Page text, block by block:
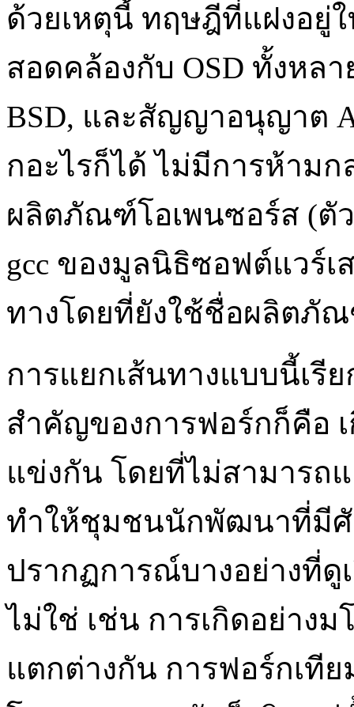
ด้วยเหตุนี้ ทฤษฎีที่แฝงอยู่
สอดคล้องกับ OSD ทั้งหล
BSD, และสัญญาอนุญาต
กอะไรก็ได้ ไม่มีการห้าม
ผลิตภัณฑ์โอเพนซอร์ส (ตั
gcc ของมูลนิธิซอฟต์แวร์
ทางโดยที่ยังใช้ชื่อผลิตภั
การแยกเส้นทางแบบนี้เรี
สำคัญของการฟอร์กก็คือ
แข่งกัน โดยที่ไม่สามารถ
ทำให้ชุมชนนักพัฒนาที่มีศั
ปรากฏการณ์บางอย่างที่ดู
ไม่ใช่ เช่น การเกิดอย่าง
แตกต่างกัน การฟอร์กเทีย